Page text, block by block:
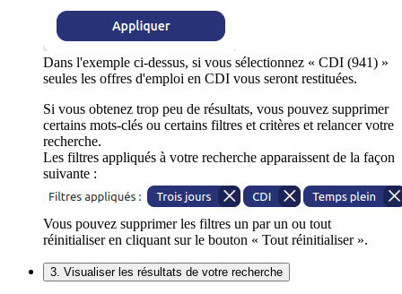
Dans l'exemple ci-dessus, si vous sélectionnez « CDI (941) »
seules les offres d'emploi en CDI vous seront restituées.
Si vous obtenez trop peu de résultats, vous pouvez supprimer
certains mots-clés ou certains filtres et critères et relancer votre
recherche.
Les filtres appliqués à votre recherche apparaissent de la façon
suivante :
Vous pouvez supprimer les filtres un par un ou tout
réinitialiser en cliquant sur le bouton « Tout réinitialiser ».
3. Visualiser les résultats de votre recherche